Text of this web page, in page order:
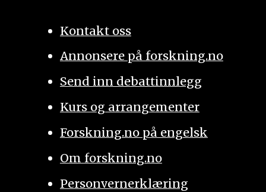
Kontakt oss
Annonsere på forskning.no
Send inn debattinnlegg
Kurs og arrangementer
Forskning.no på engelsk
Om forskning.no
Personvernerklæring